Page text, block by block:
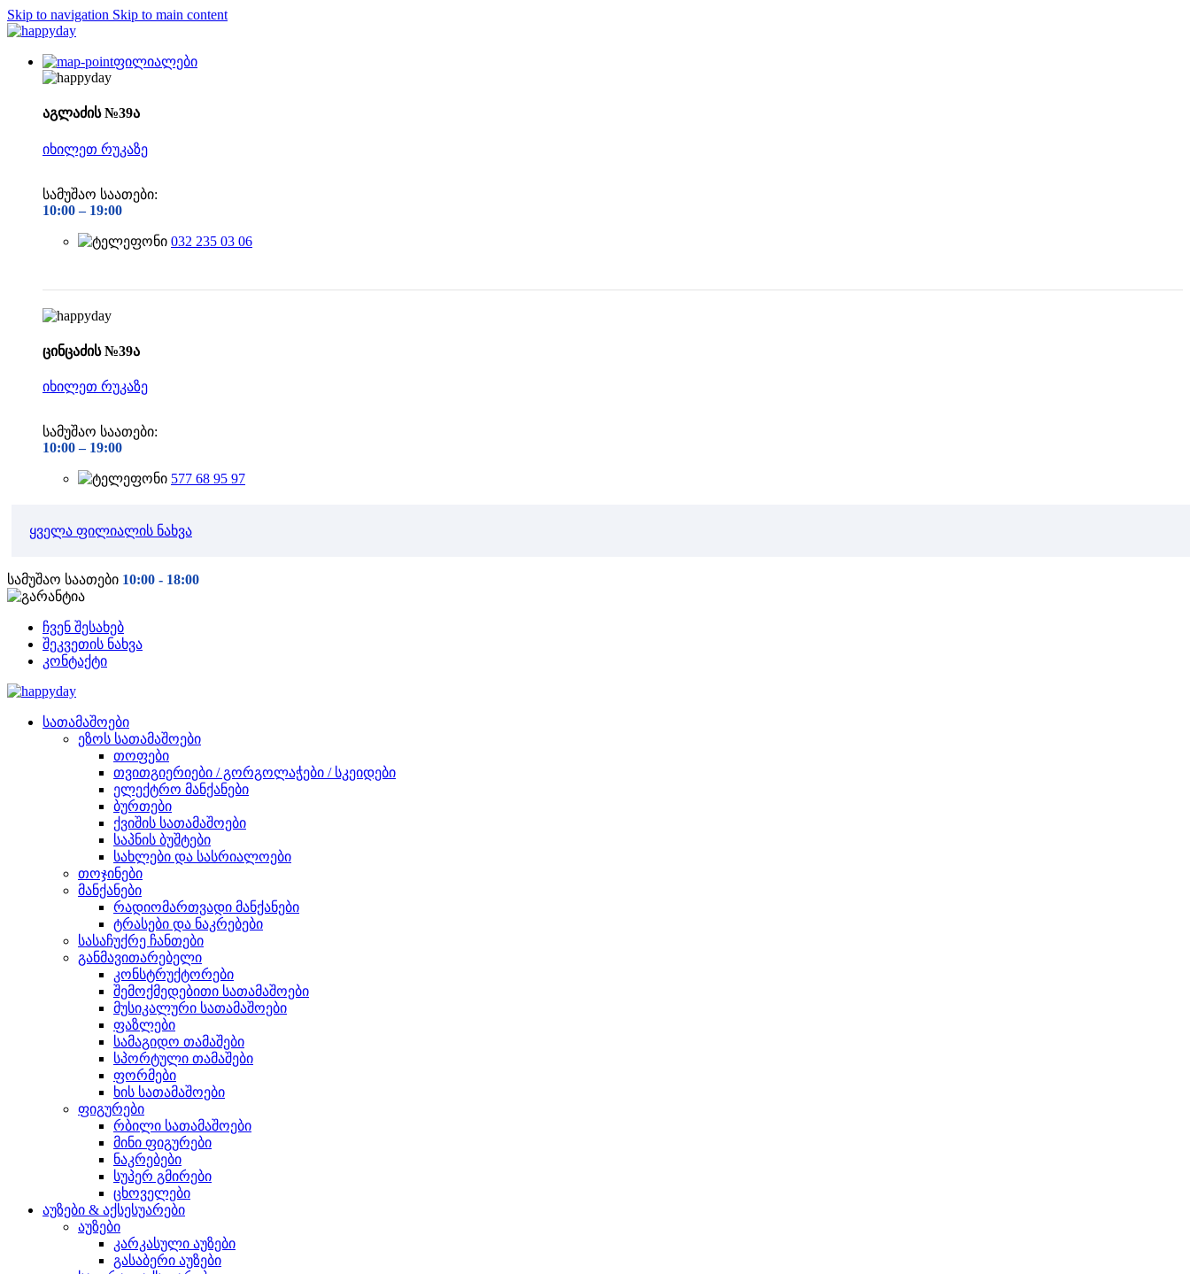
Skip to navigation Skip to main content
ფილიალები
აგლაძის №39ა
იხილეთ რუკაზე
სამუშაო საათები:
10:00 – 19:00
032 235 03 06
ცინცაძის №39ა
იხილეთ რუკაზე
სამუშაო საათები:
10:00 – 19:00
577 68 95 97
ყველა ფილიალის ნახვა
სამუშაო საათები 10:00 - 18:00
ჩვენ შესახებ
შეკვეთის ნახვა
კონტაქტი
სათამაშოები
ეზოს სათამაშოები
თოფები
თვითგიერიები / გორგოლაჭები / სკეიდები
ელექტრო მანქანები
ბურთები
ქვიშის სათამაშოები
საპნის ბუშტები
სახლები და სასრიალოები
თოჯინები
მანქანები
რადიომართვადი მანქანები
ტრასები და ნაკრებები
სასაჩუქრე ჩანთები
განმავითარებელი
კონსტრუქტორები
შემოქმედებითი სათამაშოები
მუსიკალური სათამაშოები
ფაზლები
სამაგიდო თამაშები
სპორტული თამაშები
ფორმები
ხის სათამაშოები
ფიგურები
რბილი სათამაშოები
მინი ფიგურები
ნაკრებები
სუპერ გმირები
ცხოველები
აუზები & აქსესუარები
აუზები
კარკასული აუზები
გასაბერი აუზები